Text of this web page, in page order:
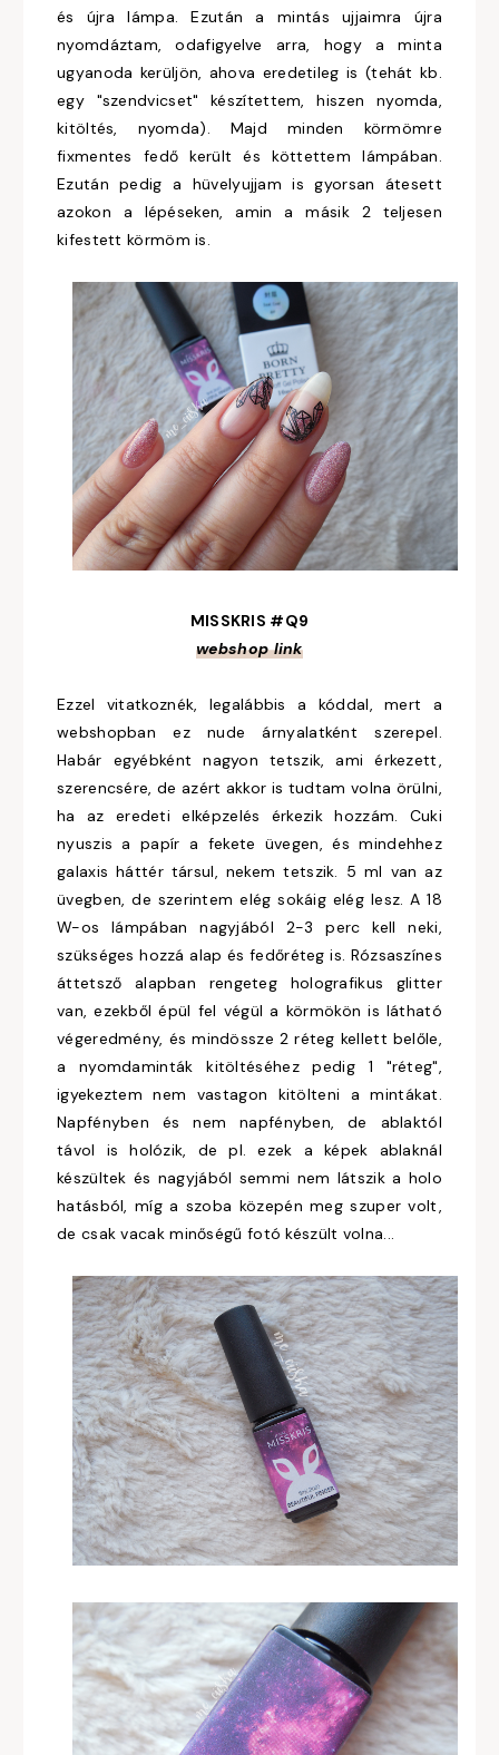
és újra lámpa. Ezután a mintás ujjaimra újra
nyomdáztam, odafigyelve arra, hogy a minta
ugyanoda kerüljön, ahova eredetileg is (tehát kb.
egy "szendvicset" készítettem, hiszen nyomda,
kitöltés, nyomda). Majd minden körmömre
fixmentes fedő került és köttettem lámpában.
Ezután pedig a hüvelyujjam is gyorsan átesett
azokon a lépéseken, amin a másik 2 teljesen
kifestett körmöm is.
MISSKRIS #Q9
webshop link
Ezzel vitatkoznék, legalábbis a kóddal, mert a
webshopban ez nude árnyalatként szerepel.
Habár egyébként nagyon tetszik, ami érkezett,
szerencsére, de azért akkor is tudtam volna örülni,
ha az eredeti elképzelés érkezik hozzám. Cuki
nyuszis a papír a fekete üvegen, és mindehhez
galaxis háttér társul, nekem tetszik. 5 ml van az
üvegben, de szerintem elég sokáig elég lesz. A 18
W-os lámpában nagyjából 2-3 perc kell neki,
szükséges hozzá alap és fedőréteg is. Rózsaszínes
áttetsző alapban rengeteg holografikus glitter
van, ezekből épül fel végül a körmökön is látható
végeredmény, és mindössze 2 réteg kellett belőle,
a nyomdaminták kitöltéséhez pedig 1 "réteg",
igyekeztem nem vastagon kitölteni a mintákat.
Napfényben és nem napfényben, de ablaktól
távol is holózik, de pl. ezek a képek ablaknál
készültek és nagyjából semmi nem látszik a holo
hatásból, míg a szoba közepén meg szuper volt,
de csak vacak minőségű fotó készült volna...